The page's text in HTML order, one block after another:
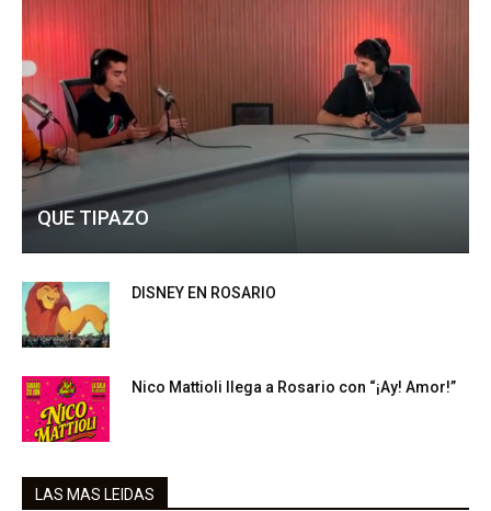
QUE TIPAZO
DISNEY EN ROSARIO
Nico Mattioli llega a Rosario con “¡Ay! Amor!”
LAS MAS LEIDAS